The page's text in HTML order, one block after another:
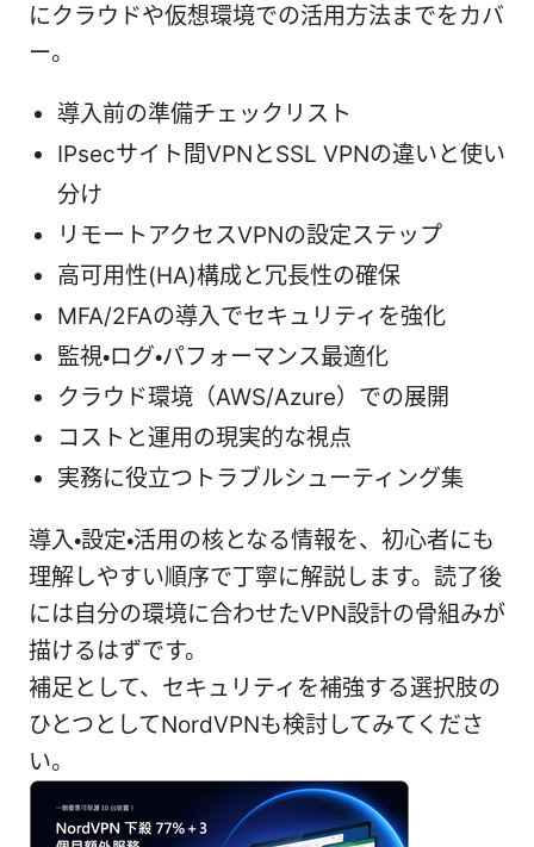
にクラウドや仮想環境での活用方法までをカバ
ー。
導入前の準備チェックリスト
IPsecサイト間VPNとSSL VPNの違いと使い
分け
リモートアクセスVPNの設定ステップ
高可用性(HA)構成と冗長性の確保
MFA/2FAの導入でセキュリティを強化
監視・ログ・パフォーマンス最適化
クラウド環境（AWS/Azure）での展開
コストと運用の現実的な視点
実務に役立つトラブルシューティング集
導入・設定・活用の核となる情報を、初心者にも
理解しやすい順序で丁寧に解説します。読了後
には自分の環境に合わせたVPN設計の骨組みが
描けるはずです。
補足として、セキュリティを補強する選択肢の
ひとつとしてNordVPNも検討してみてくださ
い。